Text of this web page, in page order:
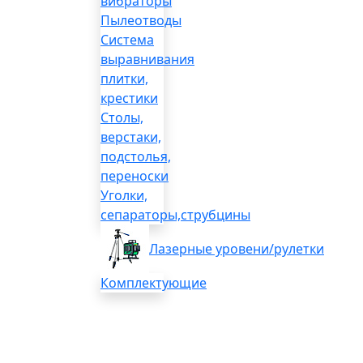
Пылеотводы
Система
выравнивания
плитки,
крестики
Столы,
верстаки,
подстолья,
переноски
Уголки,
сепараторы,струбцины
Лазерные уровени/рулетки
Комплектующие